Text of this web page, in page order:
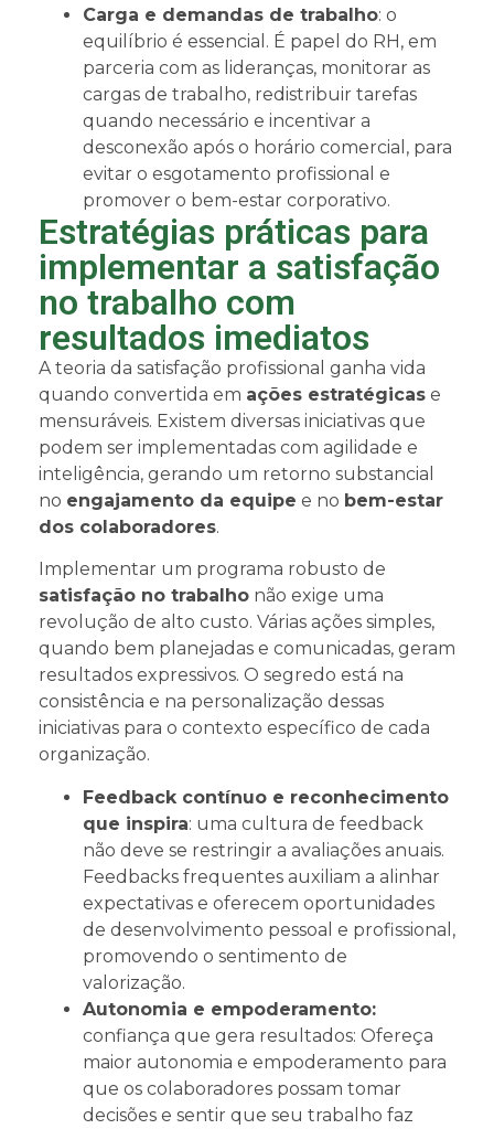
Carga e demandas de trabalho: o
equilíbrio é essencial. É papel do RH, em
parceria com as lideranças, monitorar as
cargas de trabalho, redistribuir tarefas
quando necessário e incentivar a
desconexão após o horário comercial, para
evitar o esgotamento profissional e
promover o bem-estar corporativo.
Estratégias práticas para
implementar a satisfação
no trabalho com
resultados imediatos
A teoria da satisfação profissional ganha vida
quando convertida em ações estratégicas e
mensuráveis. Existem diversas iniciativas que
podem ser implementadas com agilidade e
inteligência, gerando um retorno substancial
no engajamento da equipe e no bem-estar
dos colaboradores.
Implementar um programa robusto de
satisfação no trabalho não exige uma
revolução de alto custo. Várias ações simples,
quando bem planejadas e comunicadas, geram
resultados expressivos. O segredo está na
consistência e na personalização dessas
iniciativas para o contexto específico de cada
organização.
Feedback contínuo e reconhecimento
que inspira: uma cultura de feedback
não deve se restringir a avaliações anuais.
Feedbacks frequentes auxiliam a alinhar
expectativas e oferecem oportunidades
de desenvolvimento pessoal e profissional,
promovendo o sentimento de
valorização.
Autonomia e empoderamento:
confiança que gera resultados: Ofereça
maior autonomia e empoderamento para
que os colaboradores possam tomar
decisões e sentir que seu trabalho faz